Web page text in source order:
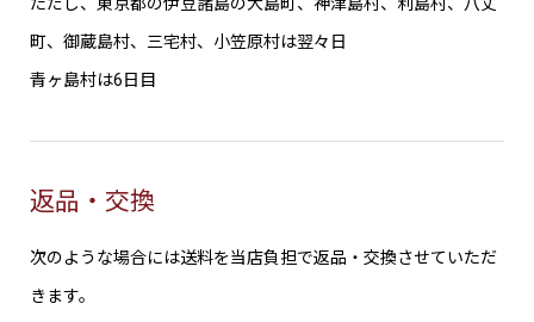
町、御蔵島村、三宅村、小笠原村は翌々日
青ヶ島村は6日目
返品・交換
次のような場合には送料を当店負担で返品・交換させていただ
きます。